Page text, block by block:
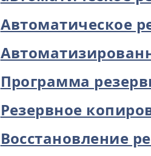
Автоматическое
Программа
Резервное
Восстановление